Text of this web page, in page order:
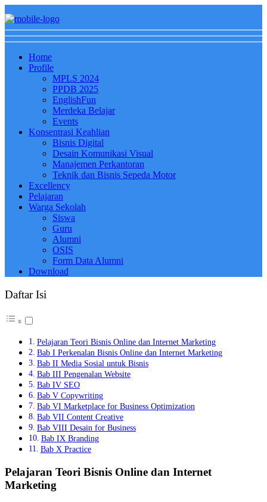
Home
Profile
MPLS 2024
PPDB 2025
EnglishFun
Merdeka Belajar
Events
Konsentrasi Keahlian
Bisnis Digital
Desain Komunikasi Visual
Manajemen Perkantoran
Teknik dan Bisnis Sepeda Motor
Excellency
Pelajaran
Warga Sekolah
Siswa
Guru
Alumni
OSIS
Form Data Alumni
Download
Daftar Isi
Pelajaran Teori Bisnis Online dan Internet Marketing
Bab I Perkenalan Bisnis Online dan Internet Marketing
Bab II Media Sosial untuk Bisnis
Bab III Pengenalan Website
Bab IV SEO
Bab V Copywriting
Bab VI Marketplace for Business Optimization
Bab VII Content Creative
Bab VIII Desain for Business
Bab IX Branding
Bab X Practice
Pelajaran Teori Bisnis Online dan Internet
Marketing